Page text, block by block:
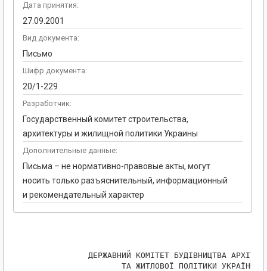
Дата принятия:
27.09.2001
Вид документа:
Письмо
Шифр документа:
20/1-229
Разработчик:
Государственный комитет строительства,
архитектуры и жилищной политики Украины
Дополнительные данные:
Письма – не нормативно-правовые акты, могут
носить только разъяснительный, информационный
и рекомендательный характер
ДЕРЖАВНИЙ КОМІТЕТ БУДІВНИЦТВА
                   ТА ЖИТЛОВОЇ ПОЛІТИКИ УКРАЇНИ